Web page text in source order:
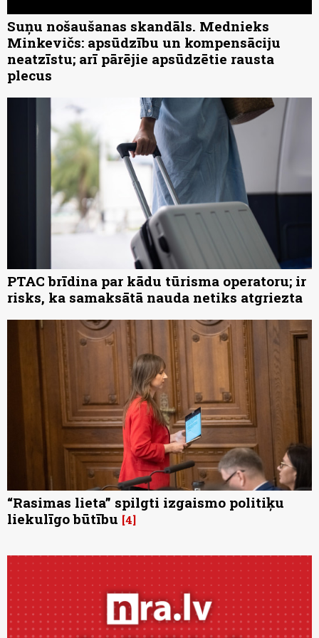
Suņu nošaušanas skandāls. Mednieks
Minkevičs: apsūdzību un kompensāciju
neatzīstu; arī pārējie apsūdzētie rausta
plecus
PTAC brīdina par kādu tūrisma operatoru; ir
risks, ka samaksātā nauda netiks atgriezta
“Rasimas lieta” spilgti izgaismo politiķu
liekulīgo būtību 4